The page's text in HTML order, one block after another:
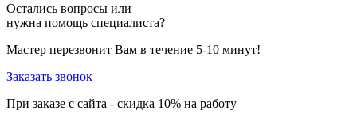
Остались вопросы или
нужна помощь специалиста?
Мастер перезвонит Вам в течение 5-10 минут!
Заказать звонок
При заказе с сайта - скидка 10% на работу